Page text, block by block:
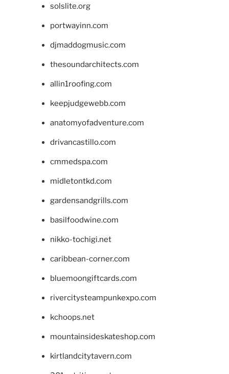
solslite.org
portwayinn.com
djmaddogmusic.com
thesoundarchitects.com
allin1roofing.com
keepjudgewebb.com
anatomyofadventure.com
drivancastillo.com
cmmedspa.com
midletontkd.com
gardensandgrills.com
basilfoodwine.com
nikko-tochigi.net
caribbean-corner.com
bluemoongiftcards.com
rivercitysteampunkexpo.com
kchoops.net
mountainsideskateshop.com
kirtlandcitytavern.com